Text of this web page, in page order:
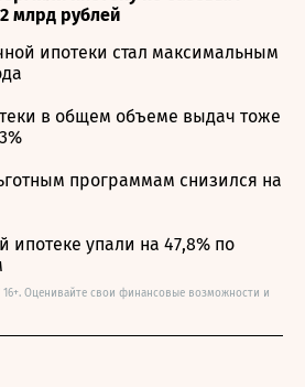
млрд рублей
ипотеки стал максимальным
в общем объеме выдач тоже
программам снизился на
упали на 47,8% по
Оценивайте свои финансовые возможности и